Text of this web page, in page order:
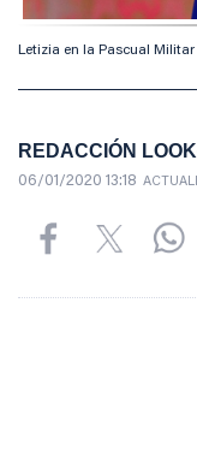
Letizia en la Pascual
REDACCIÓN LOOK
06/01/2020 13:18